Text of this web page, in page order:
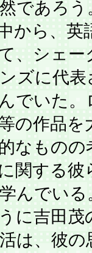
であろう
から、英
、シェー
ズに代表
でいた。
の作品を
なものの
関する彼
んでいる
に吉田茂
は、彼の